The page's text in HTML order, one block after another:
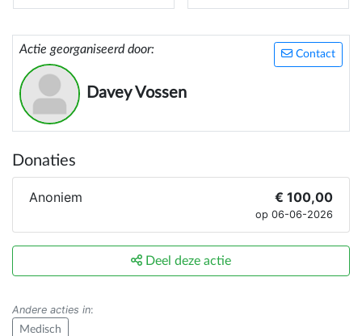
Contact
Actie georganiseerd door:
Davey Vossen
Donaties
Anoniem € 100,00
op 06-06-2026
Deel deze actie
Andere acties in:
Medisch